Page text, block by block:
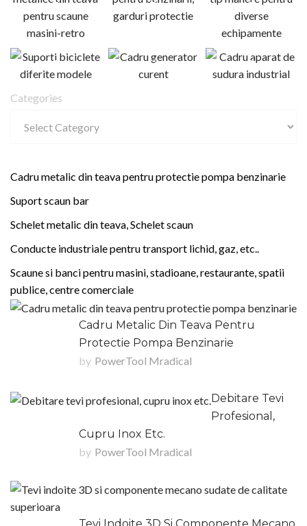
Categories
Cadru metalic din teava pentru protectie pompa benzinarie
Suport scaun bar
Schelet metalic din teava, Schelet scaun
Conducte industriale pentru transport lichid, gaz, etc..
Scaune si banci pentru masini, stadioane, restaurante, spatii
publice, centre comerciale
Cadru Metalic Din Teava Pentru
Protectie Pompa Benzinarie
by PowerTool Mradical
Debitare Tevi
Profesional,
Cupru Inox Etc.
by PowerTool Mradical